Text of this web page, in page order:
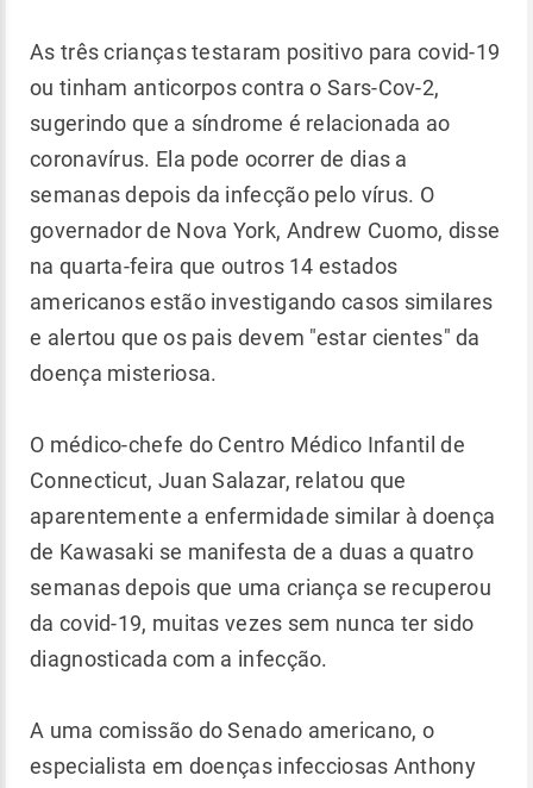
As três crianças testaram positivo para covid-19
ou tinham anticorpos contra o Sars-Cov-2,
sugerindo que a síndrome é relacionada ao
coronavírus. Ela pode ocorrer de dias a
semanas depois da infecção pelo vírus. O
governador de Nova York, Andrew Cuomo, disse
na quarta-feira que outros 14 estados
americanos estão investigando casos similares
e alertou que os pais devem "estar cientes" da
doença misteriosa.
O médico-chefe do Centro Médico Infantil de
Connecticut, Juan Salazar, relatou que
aparentemente a enfermidade similar à doença
de Kawasaki se manifesta de a duas a quatro
semanas depois que uma criança se recuperou
da covid-19, muitas vezes sem nunca ter sido
diagnosticada com a infecção.
A uma comissão do Senado americano, o
especialista em doenças infecciosas Anthony